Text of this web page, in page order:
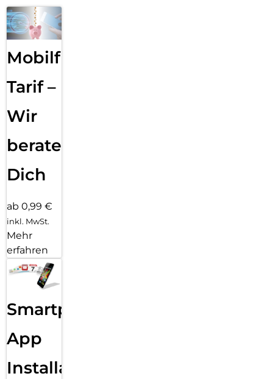
Mobilfunk
Tarif –
Wir
beraten
Dich
ab 0,99 €
inkl. MwSt.
Mehr
erfahren
Smartphone
App
Installation